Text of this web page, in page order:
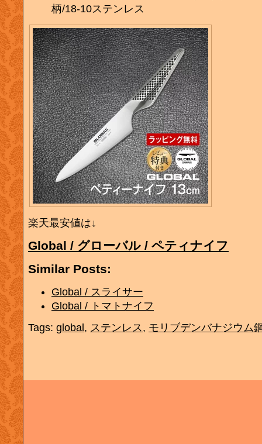
柄/18-10ステンレス
楽天最安値は↓
Global / グローバル / ペティナイフ
Similar Posts:
Global / スライサー
Global / トマトナイフ
Tags: global, ステンレス , モリブデンバナジウム